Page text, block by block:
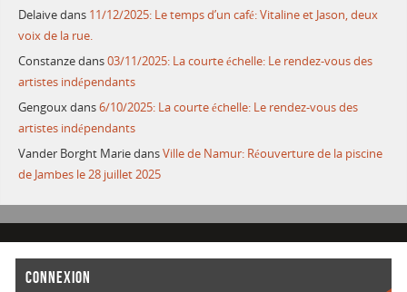
Delaivedans 11/12/2025: Le temps d’un café: Vitaline et Jason, deux
voix de la rue.
Constanzedans03/11/2025: La courte échelle: Le rendez-vous des
artistes indépendants
Gengouxdans6/10/2025: La courte échelle: Le rendez-vous des
artistes indépendants
Vander Borght MariedansVille de Namur: Réouverture de la piscine
de Jambes le 28 juillet 2025
CONNEXION